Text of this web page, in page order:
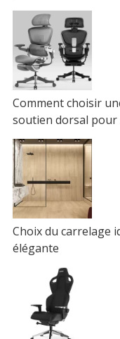
Comment choisir
soutien dorsal pour
Choix du carrelage
élégante